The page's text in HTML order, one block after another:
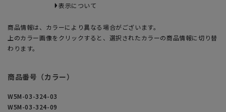
表示について
商品情報は、カラーにより異なる場合がございます。
上のカラー画像をクリックすると、選択されたカラーの商品情報に切り替
わります。
商品番号（カラー）
W5M-03-324-03
W5M-03-324-09